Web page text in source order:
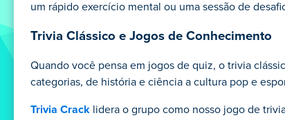
um rápido exercício mental ou uma sessão de
Trivia Clássico e Jogos de Conhecimento
Quando você pensa em jogos de quiz, o trivia
categorias, de história e ciência a cultura pop e
Trivia Crack lidera o grupo como nosso jogo de